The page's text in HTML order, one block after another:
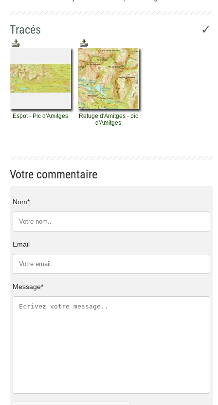
Tracés ✓
Espot - Pic d'Amitges
Refuge d'Amitges - pic
d'Amitges
Votre commentaire
Nom*
Email
Message*